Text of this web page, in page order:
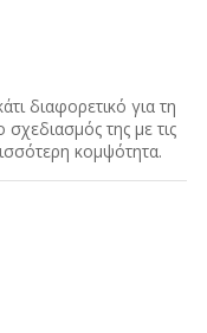
διαφορετικό για τη
της με τις
κομψότητα.